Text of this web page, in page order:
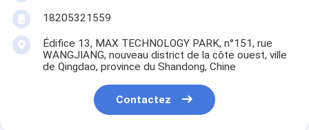
18205321559
Édifice 13, MAX TECHNOLOGY PARK, n°151, rue
WANGJIANG, nouveau district de la côte ouest, ville
de Qingdao, province du Shandong, Chine
Contactez